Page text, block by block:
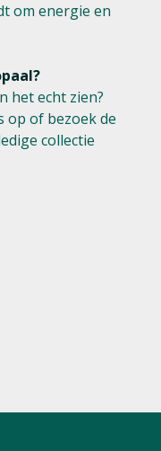
om energie en
het echt zien?
op of bezoek de
collectie